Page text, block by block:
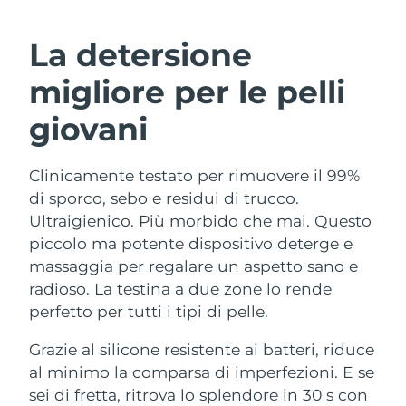
La detersione
migliore per le pelli
giovani
Clinicamente testato per rimuovere il 99%
di sporco, sebo e residui di trucco.
Ultraigienico. Più morbido che mai. Questo
piccolo ma potente dispositivo deterge e
massaggia per regalare un aspetto sano e
radioso. La testina a due zone lo rende
perfetto per tutti i tipi di pelle.
Grazie al silicone resistente ai batteri, riduce
al minimo la comparsa di imperfezioni. E se
sei di fretta, ritrova lo splendore in 30 s con
Detersione viso
LUNA™ 4 pacchetto
LUNA™ 4 Plus
Massage, LED heating
LUNA™ 4 Men
For men, anti-aging massage
Lifting viso
BEAR™ 2 pacchetto
BEAR™ 2 go
Microcurrent toning on-the-go
BEAR™ 2 eyes & lips
Microcurrent line smoothing device
Idratazione
UFO™ 3 pacchetto
Deep facial hydration
Near-infrared and red light therapy
device
Igiene orale
issa™ 4
Hybrid silicone sonic toothbrush
issa™ 4 plus
Smart hybrid silicone sonic toothbrush
TRATTAMENTI ANTI-AGE FAQ™
Anti-age Trattamenti LED
NEW
Bahrein Consegna stimata
Belgio Consegna stimata
Bosnia ed
Erzegovina
Consegna stimata
Brunei Consegna stimata 8/15/26
Bulgaria Consegna stimata
Canada Consegna stimata8/14/26
Cile Consegna stimata 8/14/26